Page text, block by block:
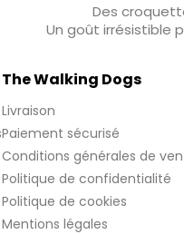
Des
Un goût irrésistible
The Walking Dogs
Livraison
Paiement sécurisé
Conditions générales de
Politique de confidentialité
Politique de cookies
Mentions légales